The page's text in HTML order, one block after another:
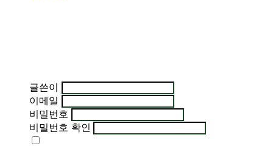
글쓴이
이메일
비밀번호
비밀번호 확인